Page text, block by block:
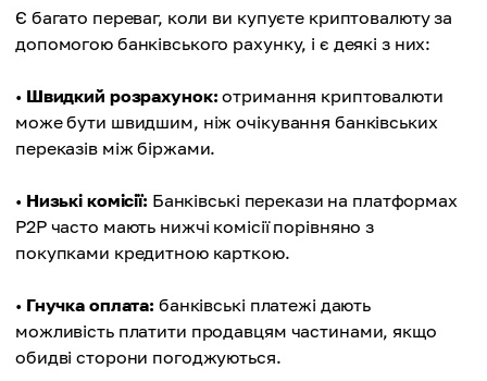
Є багато переваг, коли ви купуєте криптовалюту за
допомогою банківського рахунку, і є деякі з них:
• Швидкий розрахунок: отримання криптовалюти
може бути швидшим, ніж очікування банківських
переказів між біржами.
• Низькі комісії: Банківські перекази на платформах
P2P часто мають нижчі комісії порівняно з
покупками кредитною карткою.
• Гнучка оплата: банківські платежі дають
можливість платити продавцям частинами, якщо
обидві сторони погоджуються.